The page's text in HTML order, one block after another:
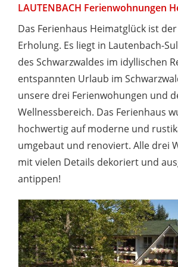
LAUTENBACH Ferienwohnungen
Das Ferienhaus Heimatglück ist
Erholung. Es liegt in Lautenbach-
des Schwarzwaldes im idyllischen
entspannten Urlaub im
unsere drei Ferienwohungen und
Wellnessbereich. Das Ferienhaus
hochwertig auf moderne und
umgebaut und renoviert. Alle drei
mit vielen Details dekoriert und
antippen!